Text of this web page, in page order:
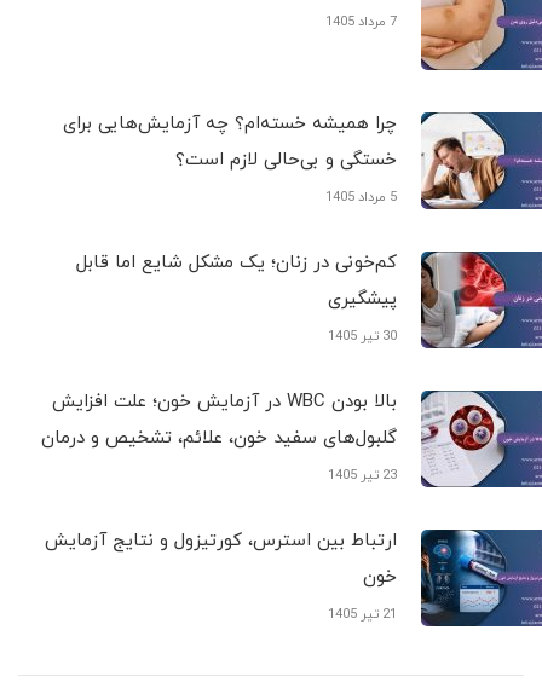
7 مرداد 1405
چرا همیشه خسته‌ام؟ چه آزمایش‌هایی برای
خستگی و بی‌حالی لازم است؟
5 مرداد 1405
کم‌خونی در زنان؛ یک مشکل شایع اما قابل
پیشگیری
30 تیر 1405
بالا بودن WBC در آزمایش خون؛ علت افزایش
گلبول‌های سفید خون، علائم، تشخیص و درمان
23 تیر 1405
ارتباط بین استرس، کورتیزول و نتایج آزمایش
خون
21 تیر 1405